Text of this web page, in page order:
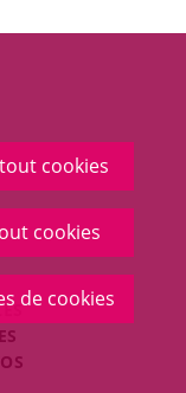
cookies
cookies
de cookies
externa.